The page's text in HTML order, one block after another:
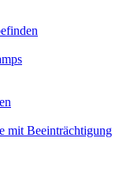
mit Beeinträchtigung